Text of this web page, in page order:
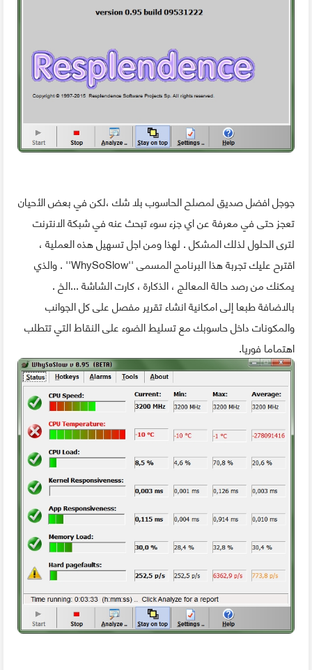
جوجل افضل صديق لمصلح الحاسوب بلا شك ،لكن في بعض الأحيان
تعجز حتى في معرفة عن اي جزء سوء تبحث عنه في شبكة الانترنت
لترى الحلول لذلك المشكل . لهذا ومن اجل تسهيل هذه العملية ،
اقترح عليك تجربة هذا البرنامج المسمى ''WhySoSlow'' . والذي
يمكنك من رصد حالة المعالج ، الذكارة ، كارت الشاشة ...الخ .
بالاضافة طبعا إلى امكانية انشاء تقرير مفصل على كل الجوانب
والمكونات داخل حاسوبك مع تسليط الضوء على النقاط التي تتطلب
اهتماما فوريا.